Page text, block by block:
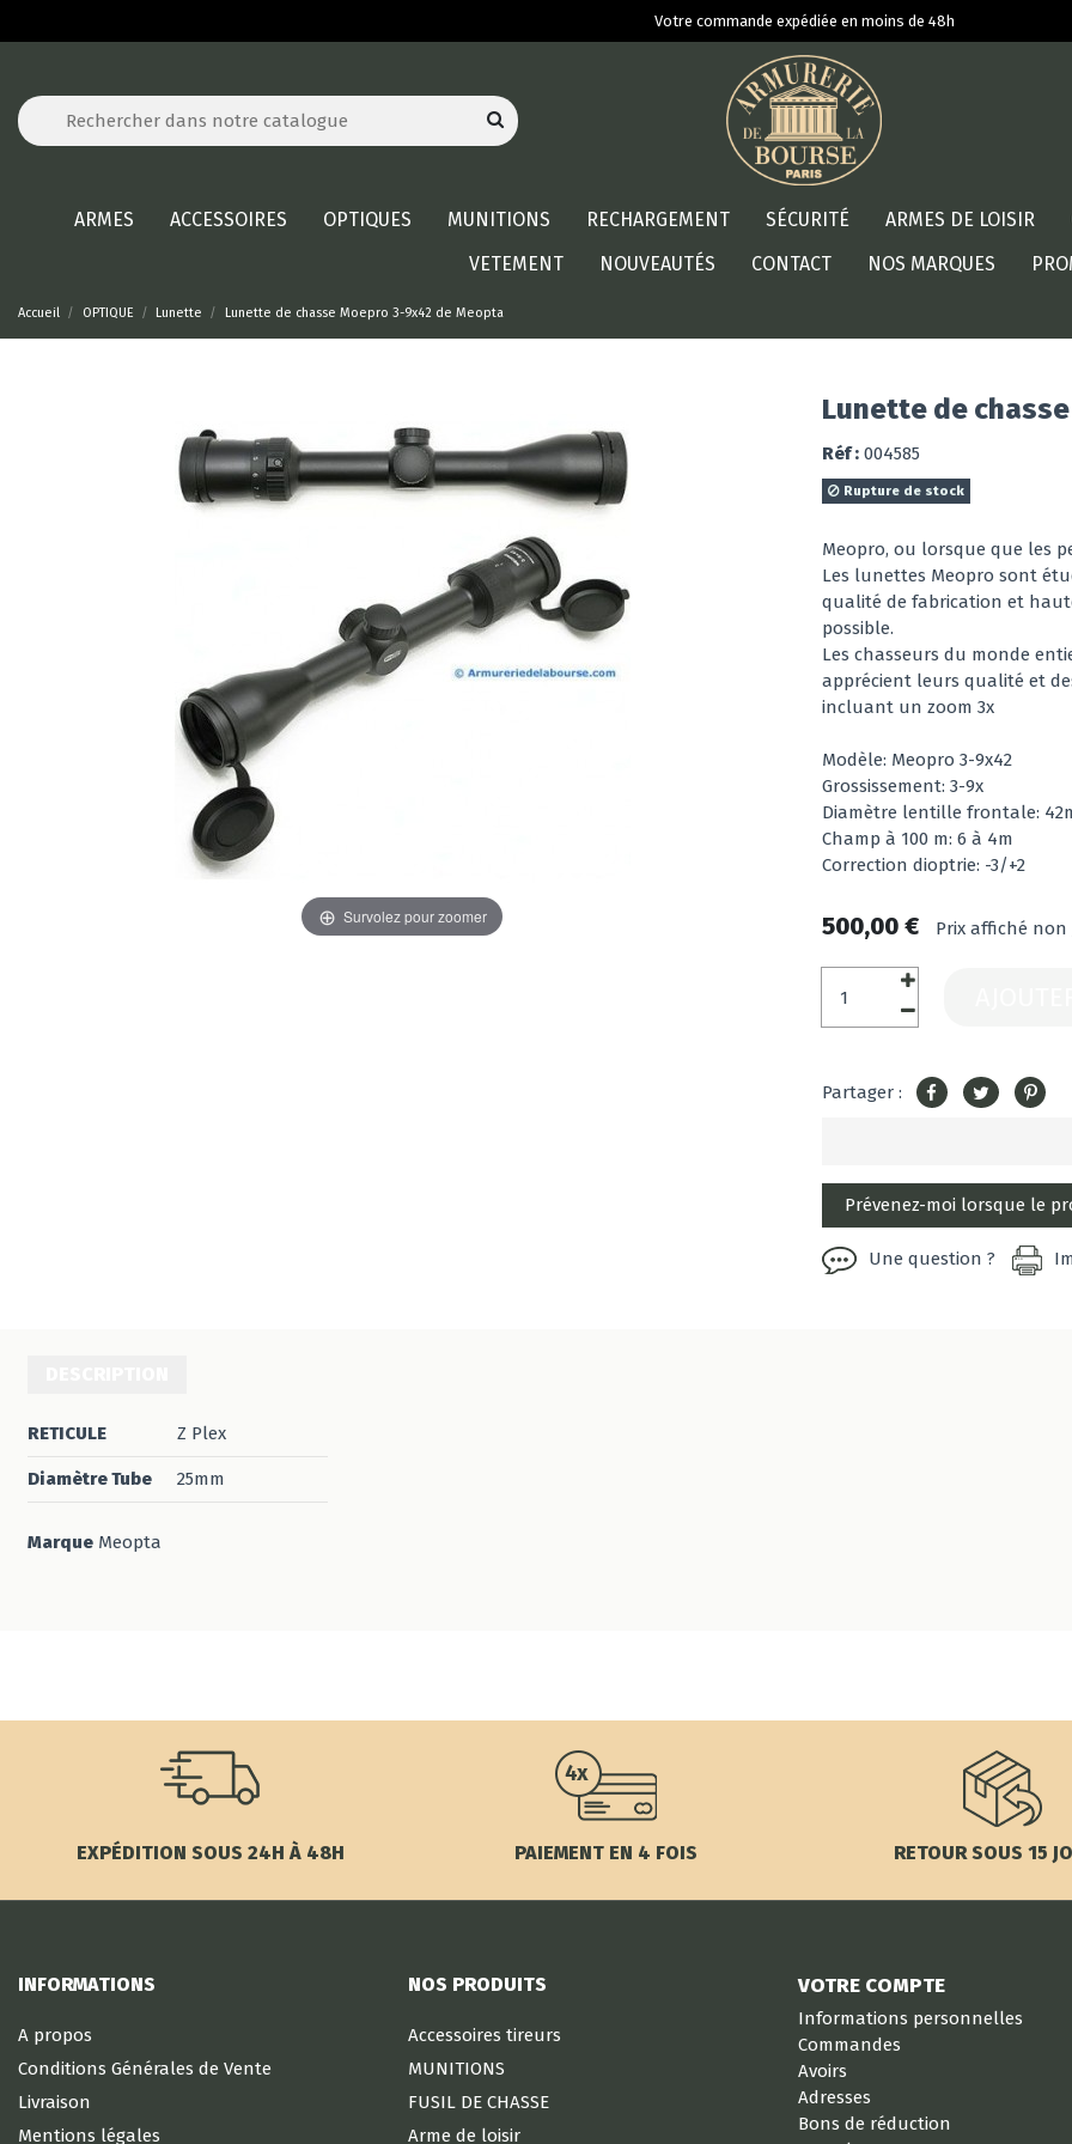
Votre commande expédiée en moins de 48h
ARMES ACCESSOIRES OPTIQUES MUNITIONS RECHARGEMENT SÉCURITÉ ARMES DE LOISIR
VETEMENT
NOUVEAUTÉS CONTACT NOS MARQUES
Accueil OPTIQUE Lunette Lunette de chasse Moepro 3-9x42 de Meopta
Survolez pour zoomer
Lunette de
Réf : 004585
Rupture de stock
Meopro, ou lorsque que les
Les lunettes Meopro sont
qualité de fabrication et
possible.
Les chasseurs du monde
apprécient leurs qualité et
incluant un zoom 3x
Modèle: Meopro 3-9x42
Grossissement: 3-9x
Diamètre lentille frontale:
Champ à 100 m: 6 à 4m
Correction dioptrie: -3/+2
500,00 € Prix affiché
Partager :
Une question ?
RETICULE Z Plex
Diamètre Tube 25mm
Marque Meopta
EXPÉDITION SOUS 24H À 48H PAIEMENT EN 4 FOIS RETOUR SOUS 15
INFORMATIONS
A propos
Conditions Générales de Vente
Livraison
Mentions légales
NOS PRODUITS
Accessoires tireurs
MUNITIONS
FUSIL DE CHASSE
Arme de loisir
VOTRE COMPTE
Informations personnelles
Commandes
Avoirs
Adresses
Bons de réduction